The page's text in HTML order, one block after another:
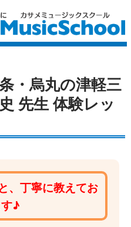
・烏丸の津軽三
先生 体験レッ
、丁寧に教えてお
♪